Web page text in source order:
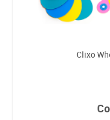
Clixo